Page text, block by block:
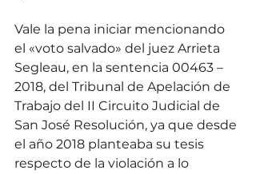
Vale la pena iniciar mencionando
el «voto salvado» del juez Arrieta
Segleau, en la sentencia 00463 –
2018, del Tribunal de Apelación de
Trabajo del II Circuito Judicial de
San José Resolución, ya que desde
el año 2018 planteaba su tesis
respecto de la violación a lo